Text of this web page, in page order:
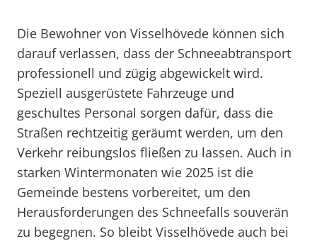
Die Bewohner von Visselhövede können sich
darauf verlassen, dass der Schneeabtransport
professionell und zügig abgewickelt wird.
Speziell ausgerüstete Fahrzeuge und
geschultes Personal sorgen dafür, dass die
Straßen rechtzeitig geräumt werden, um den
Verkehr reibungslos fließen zu lassen. Auch in
starken Wintermonaten wie 2025 ist die
Gemeinde bestens vorbereitet, um den
Herausforderungen des Schneefalls souverän
zu begegnen. So bleibt Visselhövede auch bei